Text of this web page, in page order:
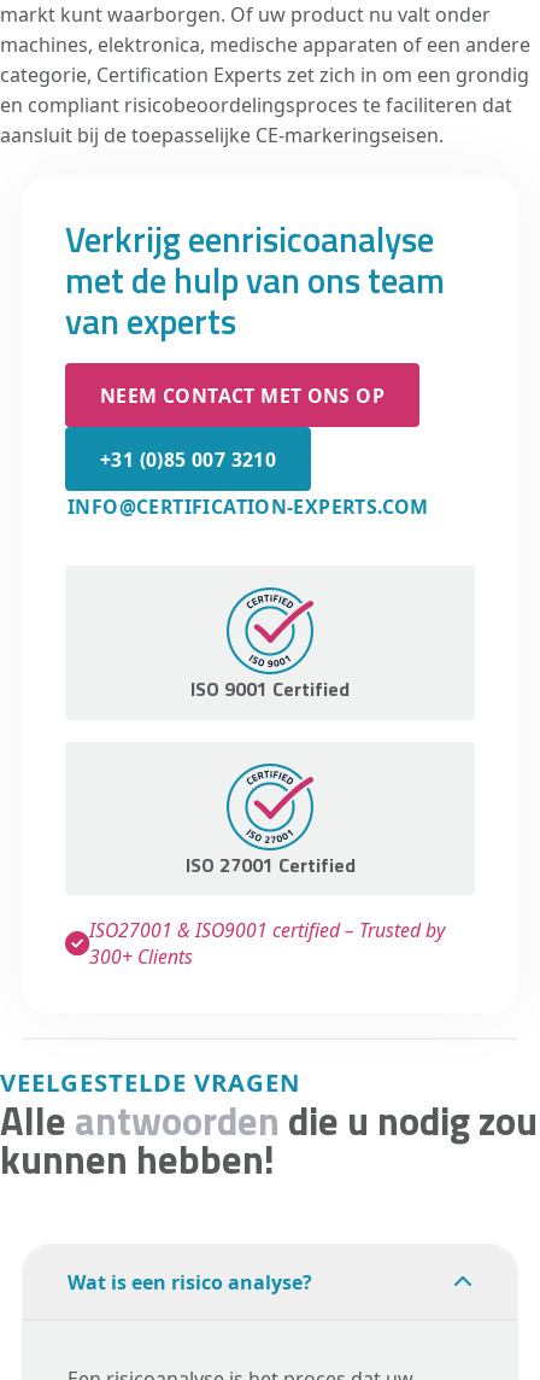
markt kunt waarborgen. Of uw product nu valt onder
machines, elektronica, medische apparaten of een andere
categorie, Certification Experts zet zich in om een grondig
en compliant risicobeoordelingsproces te faciliteren dat
aansluit bij de toepasselijke CE-markeringseisen.
Verkrijg eenrisicoanalyse
met de hulp van ons team
van experts
NEEM CONTACT MET ONS OP
+31 (0)85 007 3210
INFO@CERTIFICATION-EXPERTS.COM
ISO 9001 Certified
ISO 27001 Certified
ISO27001 & ISO9001 certified – Trusted by
300+ Clients
VEELGESTELDE VRAGEN
Alleantwoorden die u nodig zou
kunnen hebben!
Wat is een risico analyse?